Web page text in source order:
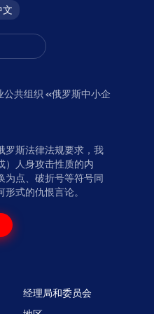
文
共组织 «俄罗斯中小企
罗斯法律法规要求，我
）人身攻击性质的内
为点、破折号等符号同
式的仇恨言论。
经理局和委员会